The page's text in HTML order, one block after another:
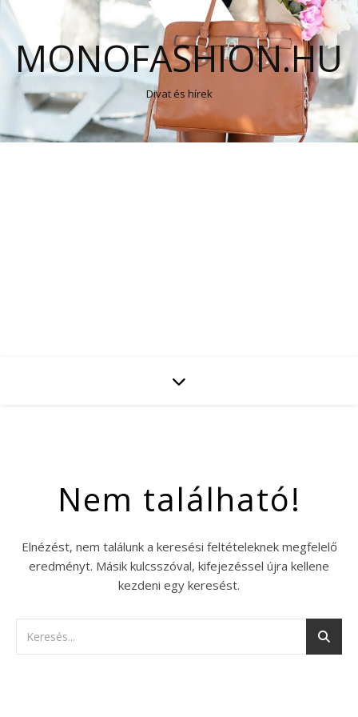
MONOFASHION.HU
Divat és hírek
Nem található!
Elnézést, nem találunk a keresési feltételeknek megfelelő
eredményt. Másik kulcsszóval, kifejezéssel újra kellene
kezdeni egy keresést.